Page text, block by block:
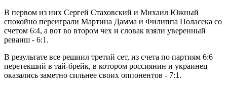
В первом из них Сергей Стаховский и Михаил Южный
спокойно переиграли Мартина Дамма и Филиппа Поласека со
счетом 6:4, а вот во втором чех и словак взяли уверенный
реванш - 6:1.
В результате все решиил третий сет, из счета по партиям 6:6
перетекший в тай-брейк, в котором россиянин и украинец
оказались заметно сильнее своих оппонентов - 7:1.